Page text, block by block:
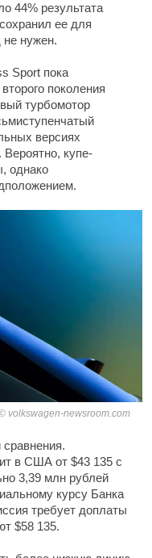
44% результата
ее для
не нужен.
Sport пока
поколения
турбомотор
версиях
купе-
однако
volkswagen-newsroom.com
сравнения.
в США от $43 135 с
3,39 млн рублей
курсу Банка
требует доплаты
$58 135.